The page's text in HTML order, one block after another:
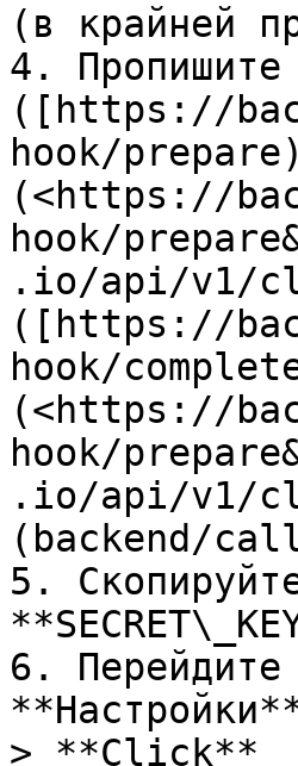
(в крайней
4. Пропишите
([https://
hook/
(<https://
hook/
.io/api/v1/
([https://
hook/
(<https://
hook/
.io/api/v1/
(backend/
5.
6.
> **Сlick**